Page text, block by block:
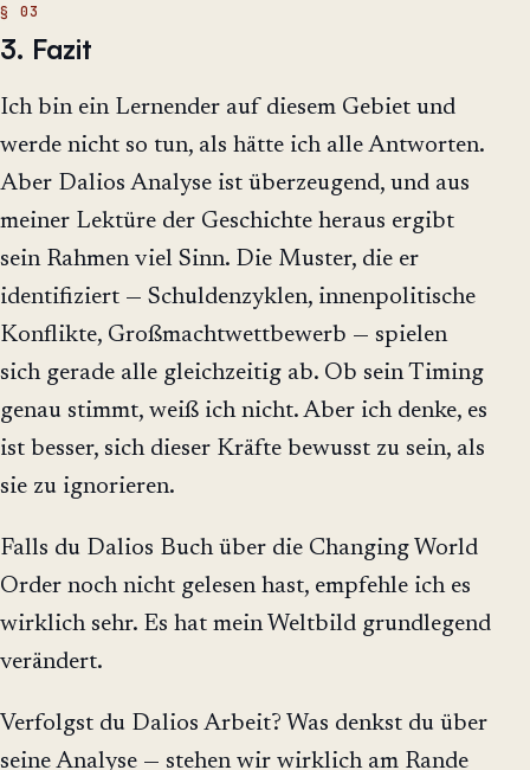
3. Fazit
Ich bin ein Lernender auf diesem Gebiet und
werde nicht so tun, als hätte ich alle Antworten.
Aber Dalios Analyse ist überzeugend, und aus
meiner Lektüre der Geschichte heraus ergibt
sein Rahmen viel Sinn. Die Muster, die er
identifiziert — Schuldenzyklen, innenpolitische
Konflikte, Großmachtwettbewerb — spielen
sich gerade alle gleichzeitig ab. Ob sein Timing
genau stimmt, weiß ich nicht. Aber ich denke, es
ist besser, sich dieser Kräfte bewusst zu sein, als
sie zu ignorieren.
Falls du Dalios Buch über die Changing World
Order noch nicht gelesen hast, empfehle ich es
wirklich sehr. Es hat mein Weltbild grundlegend
verändert.
Verfolgst du Dalios Arbeit? Was denkst du über
seine Analyse — stehen wir wirklich am Rande